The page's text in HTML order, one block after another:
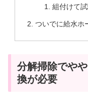
組付けて
ついでに給水ホ
分解掃除でや
換が必要